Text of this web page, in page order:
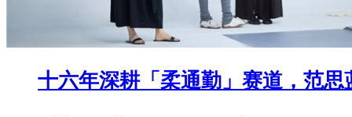
十六年深耕「柔通勤」赛道，范